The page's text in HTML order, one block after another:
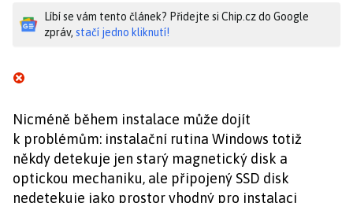
Líbí se vám tento článek? Přidejte si Chip.cz do Google
zpráv, stačí jedno kliknutí!
Nicméně během instalace může dojít
k problémům: instalační rutina Windows totiž
někdy detekuje jen starý magnetický disk a
optickou mechaniku, ale připojený SSD disk
nedetekuje jako prostor vhodný pro instalaci